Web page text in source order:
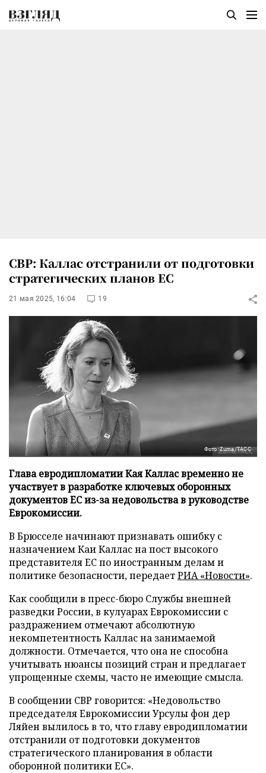
СВР: Каллас отстранили от подготовки
стратегических планов ЕС
21 мая 2025, 16:04 19
Фото: Zuma/ТАСС
Глава евродипломатии Кая Каллас временно не
участвует в разработке ключевых оборонных
документов ЕС из-за недовольства в руководстве
Еврокомиссии.
В Брюсселе начинают признавать ошибку с
назначением Каи Каллас на пост высокого
представителя ЕС по иностранным делам и
политике безопасности, передаетРИА «Новости».
Как сообщили в пресс-бюро Службы внешней
разведки России, в кулуарах Еврокомиссии с
раздражением отмечают абсолютную
некомпетентность Каллас на занимаемой
должности. Отмечается, что она не способна
учитывать нюансы позиций стран и предлагает
упрощенные схемы, часто не имеющие смысла.
В сообщении СВР говорится: «Недовольство
председателя Еврокомиссии Урсулы фон дер
Ляйен вылилось в то, что главу евродипломатии
отстранили от подготовки документов
стратегического планирования в области
оборонной политики ЕС».